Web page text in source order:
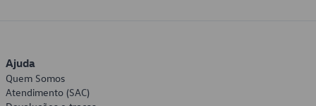
Ajuda
Quem Somos
Atendimento (SAC)